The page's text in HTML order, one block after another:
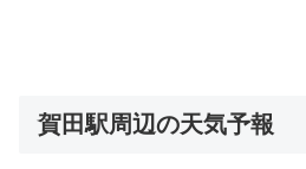
賀田駅周辺の天気予報